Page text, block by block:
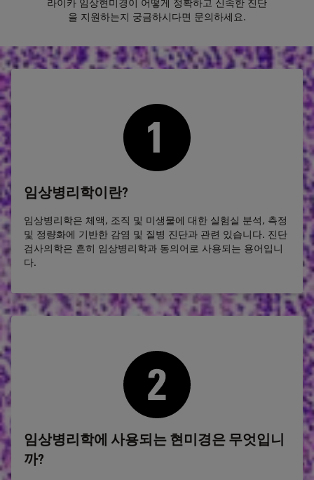
라이카 임상현미경이 어떻게 정확하고 신속한 진단
을 지원하는지 궁금하시다면 문의하세요.
임상병리학이란?
임상병리학은 체액, 조직 및 미생물에 대한 실험실 분석, 측정
및 정량화에 기반한 감염 및 질병 진단과 관련 있습니다. 진단
검사의학은 흔히 임상병리학과 동의어로 사용되는 용어입니
다.
임상병리학에 사용되는 현미경은 무엇입니
까?